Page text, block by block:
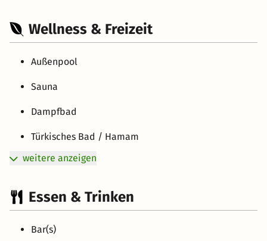
Wellness & Freizeit
Außenpool
Sauna
Dampfbad
Türkisches Bad / Hamam
weitere anzeigen
Essen & Trinken
Bar(s)